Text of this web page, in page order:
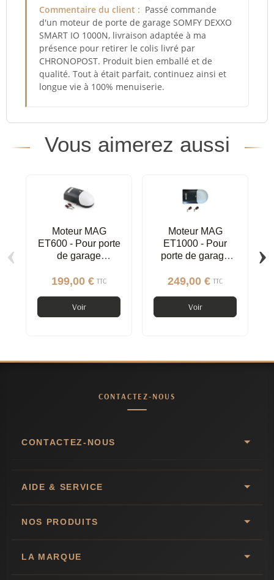
Commentaire du client : Passé commande
d'un moteur de porte de garage SOMFY DEXXO
SMART IO 1000N, livraison adaptée à ma
présence pour retirer le colis livré par
CHRONOPOST. Produit bien emballé et de
qualité. Tout à était parfait, continuez ainsi et
longue vie à 100% menuiserie.
Vous aimerez aussi
Moteur MAG
ET600 - Pour porte
de garage
basculante,
199,00 € TTC
Voir
Moteur MAG
ET1000 - Pour
porte de garage
basculante,
249,00 € TTC
Voir
‹ ›
CONTACTEZ-NOUS
CONTACTEZ-NOUS
AIDE & SERVICE
NOS PRODUITS
LA MARQUE